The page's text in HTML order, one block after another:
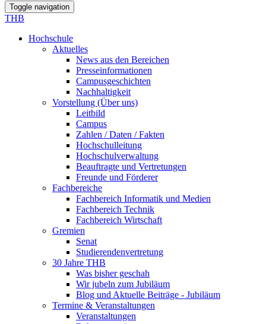
Toggle navigation
THB
Hochschule
Aktuelles
News aus den Bereichen
Presseinformationen
Campusgeschichten
Nachhaltigkeit
Vorstellung (Über uns)
Leitbild
Campus
Zahlen / Daten / Fakten
Hochschulleitung
Hochschulverwaltung
Beauftragte und Vertretungen
Freunde und Förderer
Fachbereiche
Fachbereich Informatik und Medien
Fachbereich Technik
Fachbereich Wirtschaft
Gremien
Senat
Studierendenvertretung
30 Jahre THB
Was bisher geschah
Wir jubeln zum Jubiläum
Blog und Aktuelle Beiträge - Jubiläum
Termine & Veranstaltungen
Veranstaltungen